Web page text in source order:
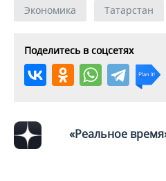
Экономика Татарстан
Поделитесь в соцсетях
«Реальное